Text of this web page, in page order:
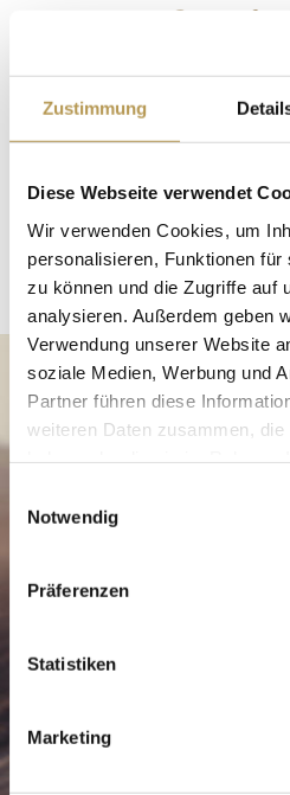
Zustimmung
Diese Webseite verwendet
Wir verwenden Cookies, um
personalisieren, Funktionen
zu können und die Zugriffe auf
analysieren. Außerdem geben
Verwendung unserer Website
soziale Medien, Werbung und
Partner führen diese
weiteren Daten zusammen,
Notwendig
Präferenzen
Statistiken
Marketing
UNSER
Freuen Sie sich auf aktive
MEHR